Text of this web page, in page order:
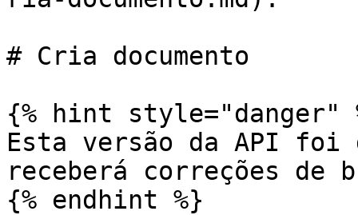
# Cria documento
{% hint style="danger"
Esta versão da API foi
receberá correções de
{% endhint %}